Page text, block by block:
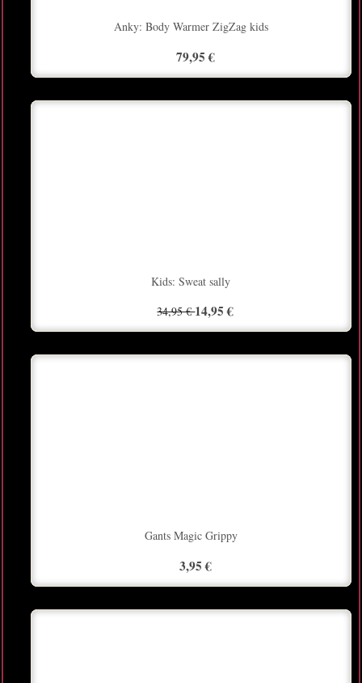
Anky: Body Warmer ZigZag kids
79,95 €
Kids: Sweat sally
34,95 €14,95 €
Gants Magic Grippy
3,95 €